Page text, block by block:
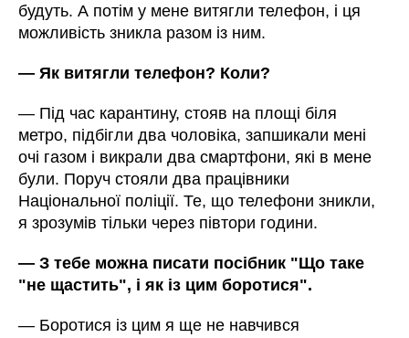
будуть. А потім у мене витягли телефон, і ця
можливість зникла разом із ним.
— Як витягли телефон? Коли?
— Під час карантину, стояв на площі біля
метро, підбігли два чоловіка, запшикали мені
очі газом і викрали два смартфони, які в мене
були. Поруч стояли два працівники
Національної поліції. Те, що телефони зникли,
я зрозумів тільки через півтори години.
— З тебе можна писати посібник "Що таке
"не щастить", і як із цим боротися".
— Боротися із цим я ще не навчився